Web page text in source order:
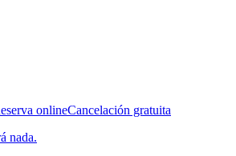
onlineCancelación gratuita
nada.